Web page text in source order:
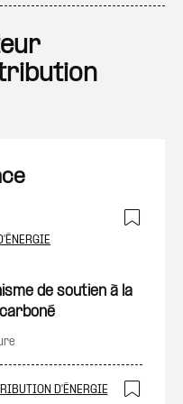
de soutien à la
D'ÉNERGIE